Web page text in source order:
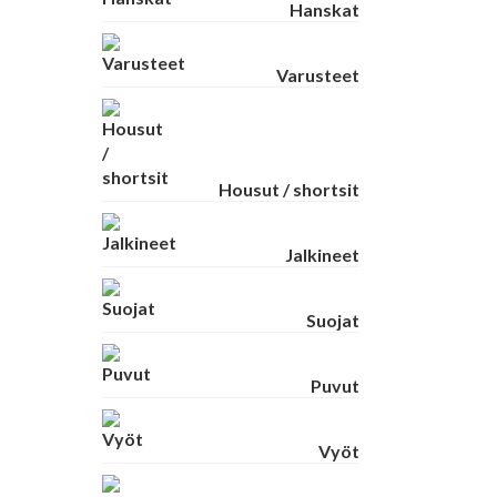
Hanskat
Varusteet
Housut / shortsit
Jalkineet
Suojat
Puvut
Vyöt